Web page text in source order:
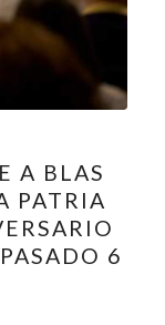
A BLAS
PATRIA
6